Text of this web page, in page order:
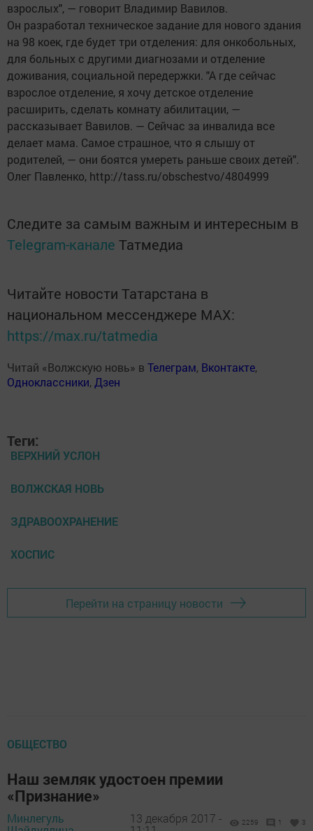
взрослых", — говорит Владимир Вавилов.
Он разработал техническое задание для нового здания
на 98 коек, где будет три отделения: для онкобольных,
для больных с другими диагнозами и отделение
доживания, социальной передержки. "А где сейчас
взрослое отделение, я хочу детское отделение
расширить, сделать комнату абилитации, —
рассказывает Вавилов. — Сейчас за инвалида все
делает мама. Самое страшное, что я слышу от
родителей, — они боятся умереть раньше своих детей".
Олег Павленко, http://tass.ru/obschestvo/4804999
Следите за самым важным и интересным в
Telegram-канале Татмедиа
Читайте новости Татарстана в
национальном мессенджере MАХ:
https://max.ru/tatmedia
Читай «Волжскую новь» в Телеграм, Вконтакте,
Одноклассники,Дзен
Теги:
ВЕРХНИЙ УСЛОН
ВОЛЖСКАЯ НОВЬ
ЗДРАВООХРАНЕНИЕ
ХОСПИС
Перейти на страницу новости
ОБЩЕСТВО
Наш земляк удостоен премии
«Признание»
Минлегуль
13 декабря 2017 -
2259 1 3